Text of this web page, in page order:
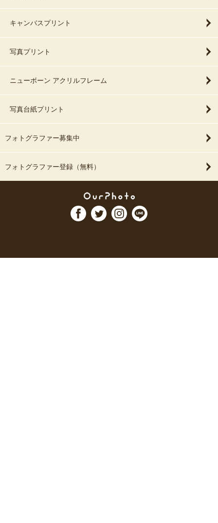
キャンバスプリント
写真プリント
ニューボーン アクリルフレーム
写真台紙プリント
フォトグラファー募集中
フォトグラファー登録（無料）